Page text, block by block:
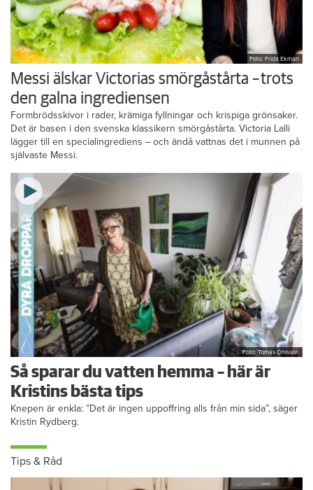
Foto: Frida Ekman
Messi älskar Victorias smörgåstårta – trots
den galna ingrediensen
Formbrödsskivor i rader, krämiga fyllningar och krispiga grönsaker.
Det är basen i den svenska klassikern smörgåstårta. Victoria Lalli
lägger till en specialingrediens – och ändå vattnas det i munnen på
självaste Messi.
Foto: Tomas Ohlsson
Så sparar du vatten hemma – här är
Kristins bästa tips
Knepen är enkla: ”Det är ingen uppoffring alls från min sida”, säger
Kristin Rydberg.
Tips & Råd